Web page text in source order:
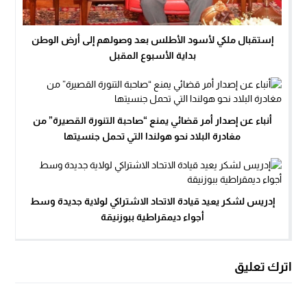
إستقبال ملكي لأسود الأطلس بعد وصولهم إلى أرض الوطن
بداية الأسبوع المقبل
أنباء عن إصدار أمر قضائي يمنع “صاحبة التنورة القصيرة” من
مغادرة البلاد نحو هولندا التي تحمل جنسيتها
إدريس لشكر يعيد قيادة الاتحاد الاشتراكي لولاية جديدة وسط
أجواء ديمقراطية ببوزنيقة
اترك تعليق